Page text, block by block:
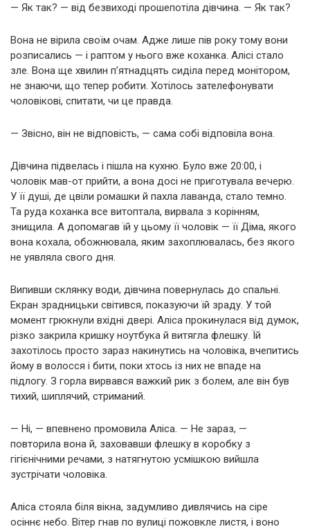
— Як так? — від безвиході прошепотіла дівчина. — Як так?
Вона не вірила своїм очам. Адже лише пів року тому вони
розписались — і раптом у нього вже коханка. Алісі стало
зле. Вона ще хвилин п’ятнадцять сиділа перед монітором,
не знаючи, що тепер робити. Хотілось зателефонувати
чоловікові, спитати, чи це правда.
— Звісно, він не відповість, — сама собі відповіла вона.
Дівчина підвелась і пішла на кухню. Було вже 20:00, і
чоловік мав-от прийти, а вона досі не приготувала вечерю.
У її душі, де цвіли ромашки й пахла лаванда, стало темно.
Та руда коханка все витоптала, вирвала з корінням,
знищила. А допомагав їй у цьому її чоловік — її Діма, якого
вона кохала, обожнювала, яким захоплювалась, без якого
не уявляла свого дня.
Випивши склянку води, дівчина повернулась до спальні.
Екран зрадницьки світився, показуючи їй зраду. У той
момент грюкнули вхідні двері. Аліса прокинулася від думок,
різко закрила кришку ноутбука й витягла флешку. Їй
захотілось просто зараз накинутись на чоловіка, вчепитись
йому в волосся і бити, поки хтось із них не впаде на
підлогу. З горла вирвався важкий рик з болем, але він був
тихий, шиплячий, стриманий.
— Ні, — впевнено промовила Аліса. — Не зараз, —
повторила вона й, заховавши флешку в коробку з
гігієнічними речами, з натягнутою усмішкою вийшла
зустрічати чоловіка.
Аліса стояла біля вікна, задумливо дивлячись на сіре
осіннє небо. Вітер гнав по вулиці пожовкле листя, і воно